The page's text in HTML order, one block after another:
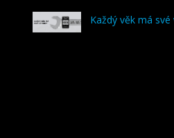
Každý věk má své